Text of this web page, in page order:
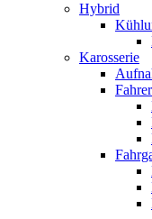
Hybrid
Karosserie